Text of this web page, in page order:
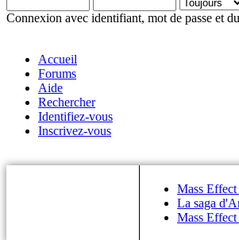
Connexion avec identifiant, mot de passe et
Accueil
Forums
Aide
Rechercher
Identifiez-vous
Inscrivez-vous
Mass
La saga
Mass